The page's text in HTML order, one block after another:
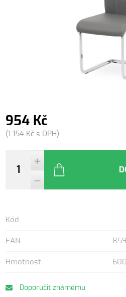
954 Kč
(1 154 Kč s DPH)
Kód
EAN
Hmotnost
Doporučit známému